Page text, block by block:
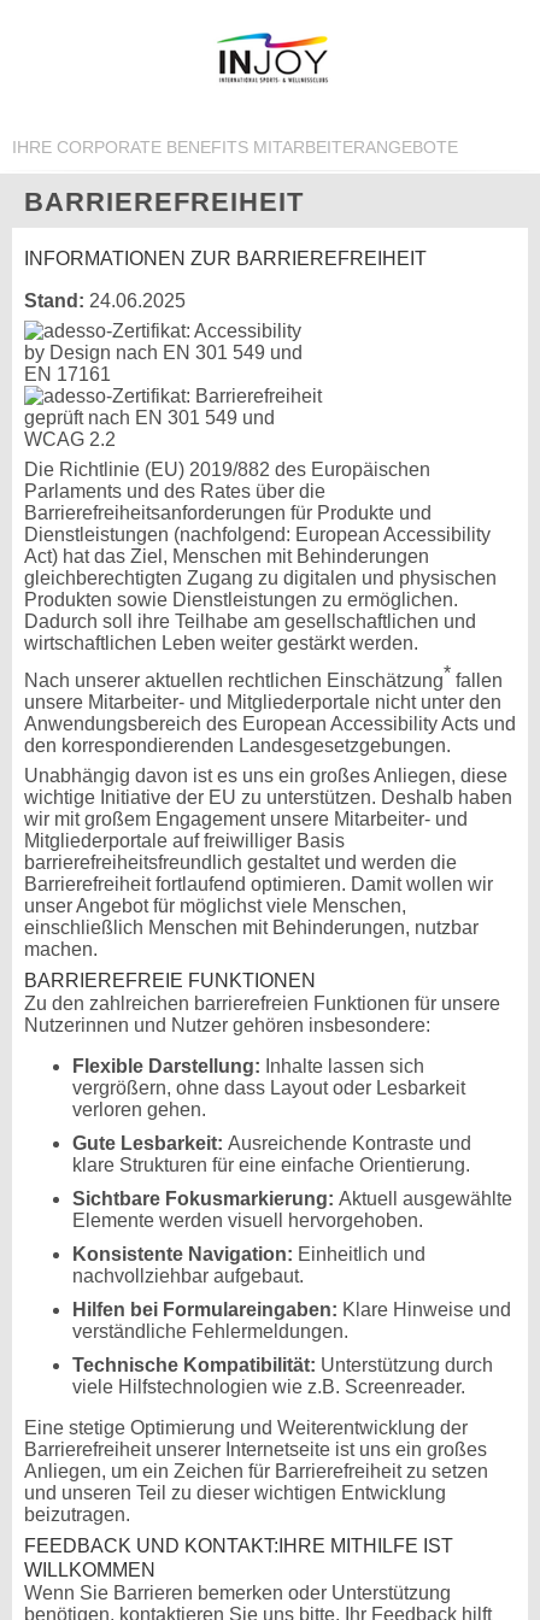
IHRE CORPORATE BENEFITS MITARBEITERANGEBOTE
BARRIEREFREIHEIT
INFORMATIONEN ZUR BARRIEREFREIHEIT
Stand: 24.06.2025
Die Richtlinie (EU) 2019/882 des Europäischen
Parlaments und des Rates über die
Barrierefreiheitsanforderungen für Produkte und
Dienstleistungen (nachfolgend: European Accessibility
Act) hat das Ziel, Menschen mit Behinderungen
gleichberechtigten Zugang zu digitalen und physischen
Produkten sowie Dienstleistungen zu ermöglichen.
Dadurch soll ihre Teilhabe am gesellschaftlichen und
wirtschaftlichen Leben weiter gestärkt werden.
Nach unserer aktuellen rechtlichen Einschätzung* fallen
unsere Mitarbeiter- und Mitgliederportale nicht unter den
Anwendungsbereich des European Accessibility Acts und
den korrespondierenden Landesgesetzgebungen.
Unabhängig davon ist es uns ein großes Anliegen, diese
wichtige Initiative der EU zu unterstützen. Deshalb haben
wir mit großem Engagement unsere Mitarbeiter- und
Mitgliederportale auf freiwilliger Basis
barrierefreiheitsfreundlich gestaltet und werden die
Barrierefreiheit fortlaufend optimieren. Damit wollen wir
unser Angebot für möglichst viele Menschen,
einschließlich Menschen mit Behinderungen, nutzbar
machen.
BARRIEREFREIE FUNKTIONEN
Zu den zahlreichen barrierefreien Funktionen für unsere
Nutzerinnen und Nutzer gehören insbesondere:
Flexible Darstellung: Inhalte lassen sich
vergrößern, ohne dass Layout oder Lesbarkeit
verloren gehen.
Gute Lesbarkeit: Ausreichende Kontraste und
klare Strukturen für eine einfache Orientierung.
Sichtbare Fokusmarkierung: Aktuell ausgewählte
Elemente werden visuell hervorgehoben.
Konsistente Navigation: Einheitlich und
nachvollziehbar aufgebaut.
Hilfen bei Formulareingaben: Klare Hinweise und
verständliche Fehlermeldungen.
Technische Kompatibilität: Unterstützung durch
viele Hilfstechnologien wie z.B. Screenreader.
Eine stetige Optimierung und Weiterentwicklung der
Barrierefreiheit unserer Internetseite ist uns ein großes
Anliegen, um ein Zeichen für Barrierefreiheit zu setzen
und unseren Teil zu dieser wichtigen Entwicklung
beizutragen.
FEEDBACK UND KONTAKT:IHRE MITHILFE IST
WILLKOMMEN
Wenn Sie Barrieren bemerken oder Unterstützung
benötigen, kontaktieren Sie uns bitte. Ihr Feedback hilft